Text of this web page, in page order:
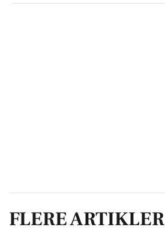
FLERE ARTIKLER